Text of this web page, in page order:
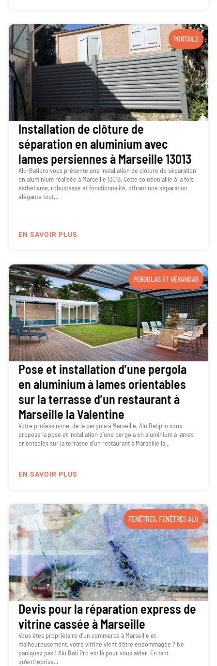
PORTAILS
Installation de clôture de
séparation en aluminium avec
lames persiennes à Marseille 13013
Alu-Batipro vous présente une installation de clôture de séparation
en aluminium réalisée à Marseille 13013. Cette solution allie à la fois
esthétisme, robustesse et fonctionnalité, offrant une séparation
élégante tout...
EN SAVOIR PLUS
PERGOLAS ET VÉRANDAS
Pose et installation d’une pergola
en aluminium à lames orientables
sur la terrasse d’un restaurant à
Marseille la Valentine
Votre professionnel de la pergola à Marseille, Alu Batipro vous
propose la pose et installation d’une pergola en aluminium à lames
orientables sur la terrasse d’un restaurant à Marseille la...
EN SAVOIR PLUS
FENÊTRES, FENÊTRES ALU
Devis pour la réparation express de
vitrine cassée à Marseille
Vous êtes propriétaire d’un commerce à Marseille et
malheureusement, votre vitrine vient d’être endommagée ? Ne
paniquez pas ! Alu Bati Pro est là pour vous aider. En tant
qu’entreprise...